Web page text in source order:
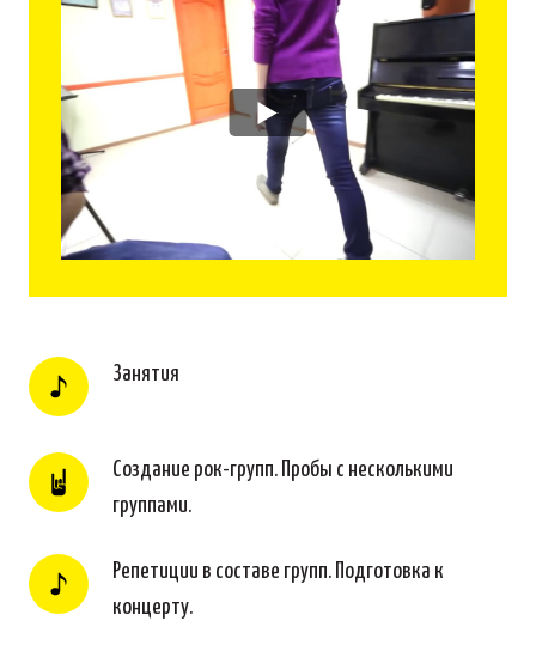
Занятия
Создание рок-групп. Пробы с несколькими
группами.
Репетиции в составе групп. Подготовка к
концерту.